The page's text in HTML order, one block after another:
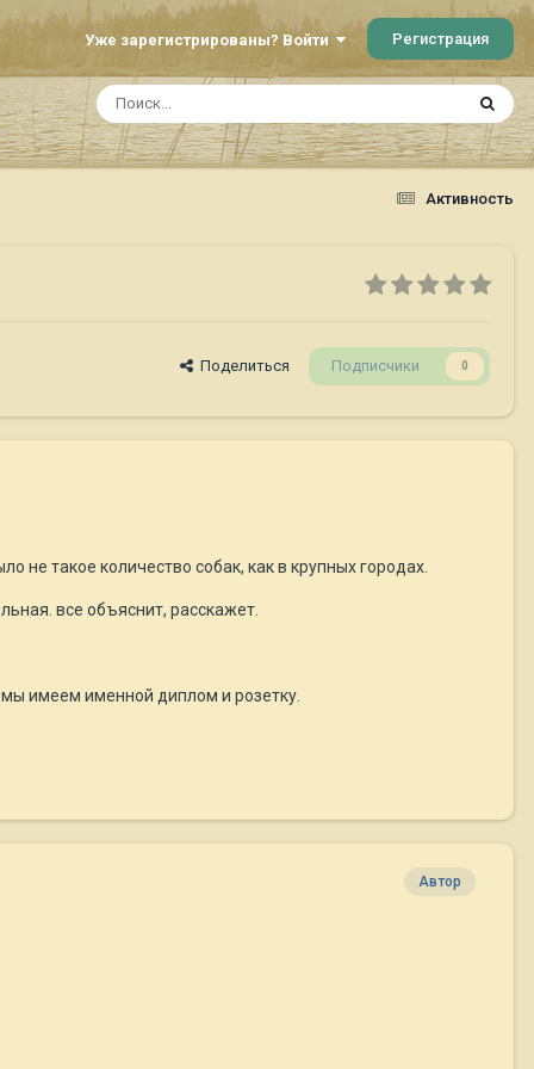
Уже зарегистрированы? Войти Регистрация
Активность
Поделиться Подписчики 0
не такое количество собак, как в крупных городах.
все объяснит, расскажет.
имеем именной диплом и розетку.
Автор